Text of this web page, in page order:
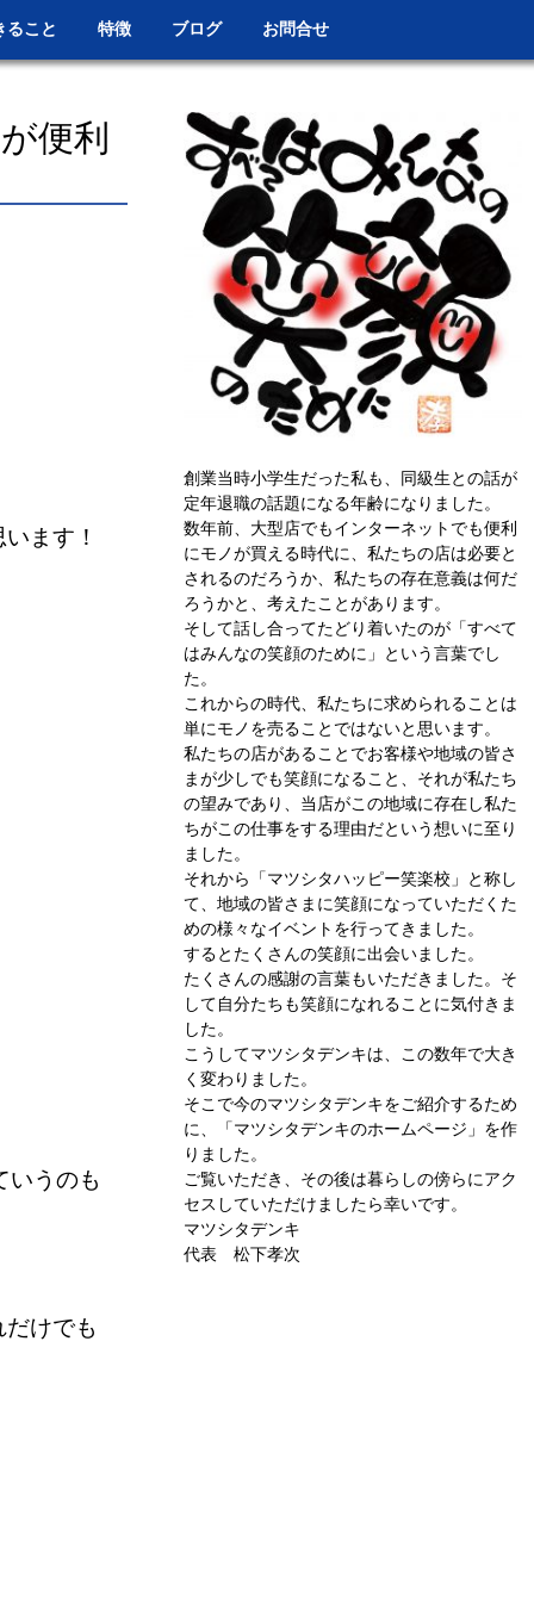
ること 特徴 ブログ お問合せ
便利
ます！
いうのも
けでも
創業当時小学生だった私も、同級生との話が
定年退職の話題になる年齢になりました。
数年前、大型店でもインターネットでも便利
にモノが買える時代に、私たちの店は必要と
されるのだろうか、私たちの存在意義は何だ
ろうかと、考えたことがあります。
そして話し合ってたどり着いたのが「すべて
はみんなの笑顔のために」という言葉でし
た。
これからの時代、私たちに求められることは
単にモノを売ることではないと思います。
私たちの店があることでお客様や地域の皆さ
まが少しでも笑顔になること、それが私たち
の望みであり、当店がこの地域に存在し私た
ちがこの仕事をする理由だという想いに至り
ました。
それから「マツシタハッピー笑楽校」と称し
て、地域の皆さまに笑顔になっていただくた
めの様々なイベントを行ってきました。
するとたくさんの笑顔に出会いました。
たくさんの感謝の言葉もいただきました。そ
して自分たちも笑顔になれることに気付きま
した。
こうしてマツシタデンキは、この数年で大き
く変わりました。
そこで今のマツシタデンキをご紹介するため
に、「マツシタデンキのホームページ」を作
りました。
ご覧いただき、その後は暮らしの傍らにアク
セスしていただけましたら幸いです。
マツシタデンキ
代表 松下孝次